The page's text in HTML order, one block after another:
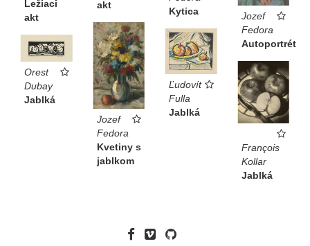
akt
Ležiaci
akt
Kytica
Jozef
Fedora
Autoportrét
Jozef
Fedora
Kvetiny s
jablkom
Ľudovít
Fulla
Jablká
Orest
Dubay
Jablká
François
Kollar
Jablká